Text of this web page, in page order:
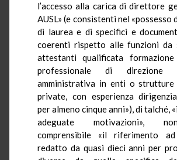
l’accesso alla carica di direttore
AUSL» (e consistenti nel «possesso
di laurea e di specifici e
coerenti rispetto alle funzioni da
attestanti qualificata
professionale di direzione
amministrativa in enti o strutture
private, con esperienza
per almeno cinque anni»), di talché,
adeguate motivazioni»,
comprensibile «il riferimento
redatto da quasi dieci anni per